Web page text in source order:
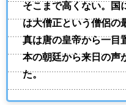
そこまで高くない。国
は大僧正という僧侶の
真は唐の皇帝から一目
本の朝廷から来日の声
た。